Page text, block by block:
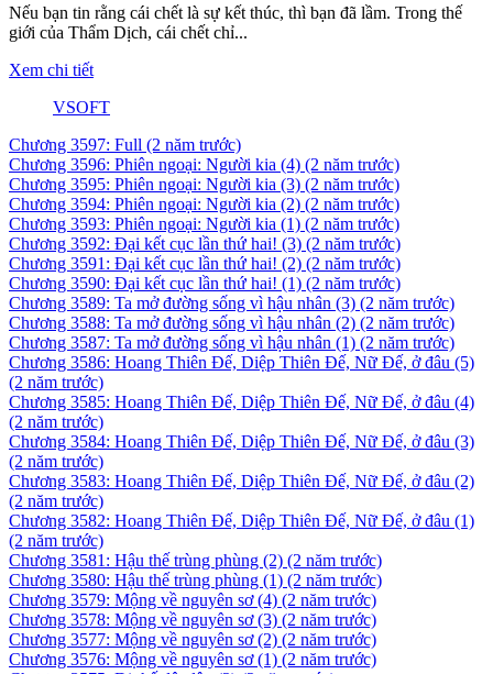
Nếu bạn tin rằng cái chết là sự kết thúc, thì bạn đã lầm. Trong thế
giới của Thẩm Dịch, cái chết chỉ...
Xem chi tiết
VSOFT
Chương 3597: Full (2 năm trước)
Chương 3596: Phiên ngoại: Người kia (4) (2 năm trước)
Chương 3595: Phiên ngoại: Người kia (3) (2 năm trước)
Chương 3594: Phiên ngoại: Người kia (2) (2 năm trước)
Chương 3593: Phiên ngoại: Người kia (1) (2 năm trước)
Chương 3592: Đại kết cục lần thứ hai! (3) (2 năm trước)
Chương 3591: Đại kết cục lần thứ hai! (2) (2 năm trước)
Chương 3590: Đại kết cục lần thứ hai! (1) (2 năm trước)
Chương 3589: Ta mở đường sống vì hậu nhân (3) (2 năm trước)
Chương 3588: Ta mở đường sống vì hậu nhân (2) (2 năm trước)
Chương 3587: Ta mở đường sống vì hậu nhân (1) (2 năm trước)
Chương 3586: Hoang Thiên Đế, Diệp Thiên Đế, Nữ Đế, ở đâu (5)
(2 năm trước)
Chương 3585: Hoang Thiên Đế, Diệp Thiên Đế, Nữ Đế, ở đâu (4)
(2 năm trước)
Chương 3584: Hoang Thiên Đế, Diệp Thiên Đế, Nữ Đế, ở đâu (3)
(2 năm trước)
Chương 3583: Hoang Thiên Đế, Diệp Thiên Đế, Nữ Đế, ở đâu (2)
(2 năm trước)
Chương 3582: Hoang Thiên Đế, Diệp Thiên Đế, Nữ Đế, ở đâu (1)
(2 năm trước)
Chương 3581: Hậu thế trùng phùng (2) (2 năm trước)
Chương 3580: Hậu thế trùng phùng (1) (2 năm trước)
Chương 3579: Mộng về nguyên sơ (4) (2 năm trước)
Chương 3578: Mộng về nguyên sơ (3) (2 năm trước)
Chương 3577: Mộng về nguyên sơ (2) (2 năm trước)
Chương 3576: Mộng về nguyên sơ (1) (2 năm trước)